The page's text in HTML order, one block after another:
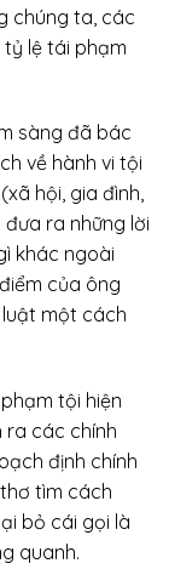
chúng ta, các
lệ tái phạm
sàng đã bác
về hành vi tội
hội, gia đình,
ra những lời
khác ngoài
của ông
một cách
tội hiện
ra các chính
định chính
tìm cách
bỏ cái gọi là
quanh.